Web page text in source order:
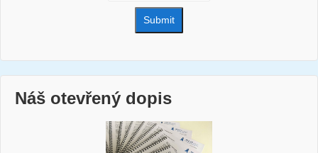
Náš otevřený dopis